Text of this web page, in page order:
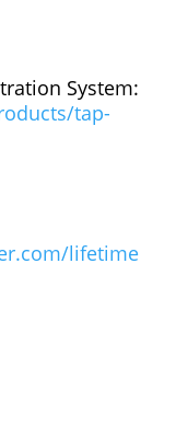
System:
tap-
lifetime